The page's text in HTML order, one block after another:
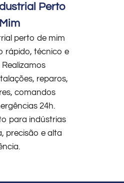
Perto
perto de mim
rápido, técnico e
reparos,
comandos
24h.
para indústrias
precisão e alta